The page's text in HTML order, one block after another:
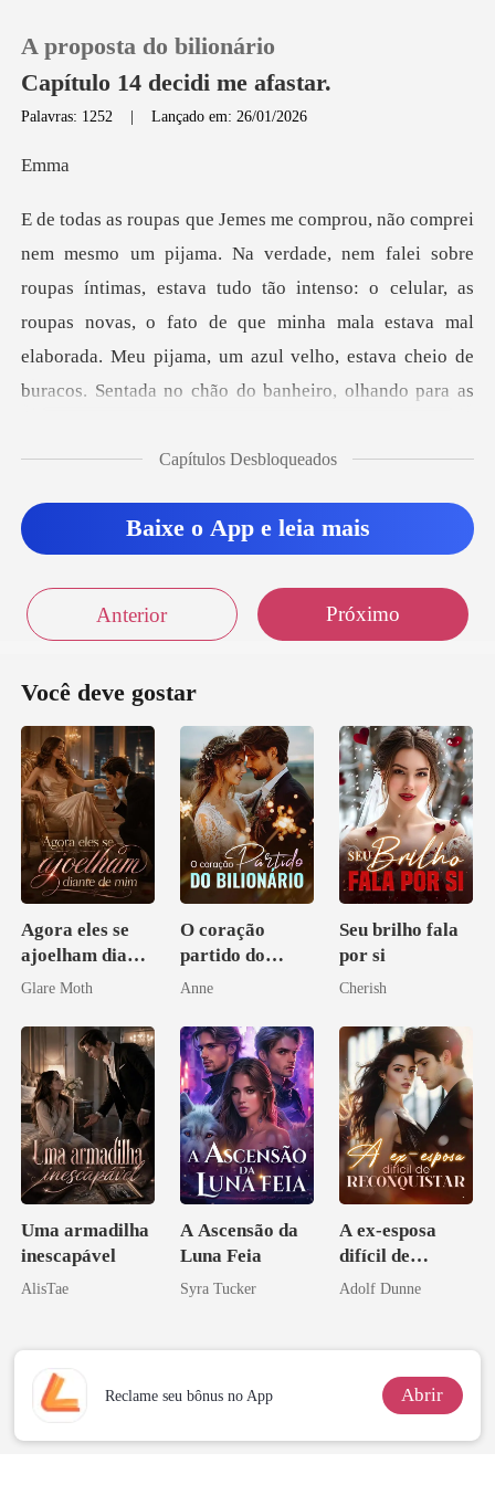
Loja
Histórico
Sair
A proposta do bilionário
Capítulo 14 decidi me afastar.
Palavras: 1252 |Lançado em: 26/01/2026
m
mas, estava tudo tão intenso: o celular, as
roupas novas, o fato de que minha mala estava mal
elaborada. Meu pijama
Capítulos Desbloqueados
Baixe o App e leia mais
Anterior Próximo
Você deve gostar
Agora eles se
ajoelham diante
de mim
Glare Moth
O coração
partido do
bilionário
Anne
Seu brilho fala
por si
Cherish
Uma armadilha
inescapável
AlisTae
A Ascensão da
Luna Feia
Syra Tucker
A ex-esposa
difícil de
reconquistar
Adolf Dunne
Reclame seu bônus no App Abrir